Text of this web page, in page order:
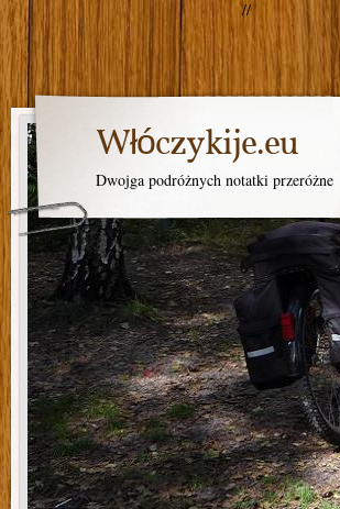
//
Włóczykije.eu
Dwojga podróżnych notatki przeróżne